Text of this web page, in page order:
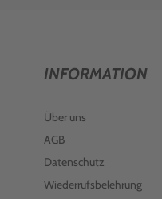
INFORMATION
Über uns
AGB
Datenschutz
Wiederrufsbelehrung